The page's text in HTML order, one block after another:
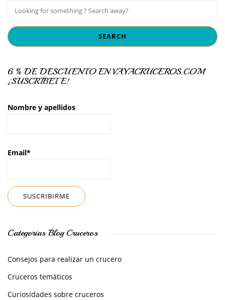
6 % DE DESCUENTO EN VAYACRUCEROS.COM
¡SUSCRÍBETE!
Nombre y apellidos
Email*
Categorías Blog Cruceros
Consejos para realizar un crucero
Cruceros temáticos
Curiosidades sobre cruceros